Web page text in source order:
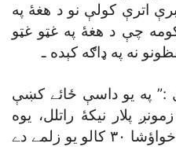
اترې کولې نو د هغۀ په
چې د هغۀ په غټو غټو
نه په ډاګه کېده ـ
:” په يو داسې ځائے کښې
پلار نيکۀ راتلل، يوه
شانداره لمحه وه ـ ” هغه د خواؤشا ٣٠ کالو يو زلمے دے